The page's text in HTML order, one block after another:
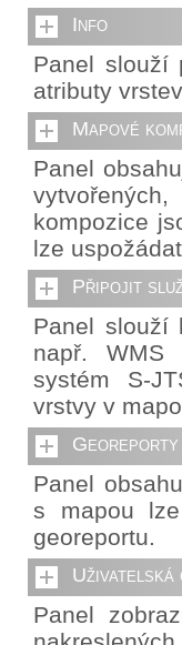
Info
Panel slouží
atributy
Mapové
Panel
kompozice
lze
Připojit
Panel slouží
např. WMS
systém S-
vrstvy v
Georeporty
Panel
s mapou
georeportu.
Panel